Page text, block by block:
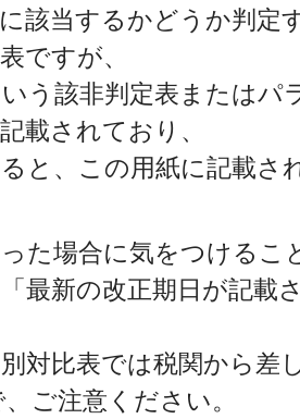
該当するかどうか判定
ですが、
う該非判定表またはパ
載されており、
と、この用紙に記載さ
た場合に気をつけるこ
最新の改正期日が記載
対比表では税関から差
ご注意ください。